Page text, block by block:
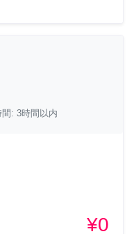
: 3時間以内
¥0